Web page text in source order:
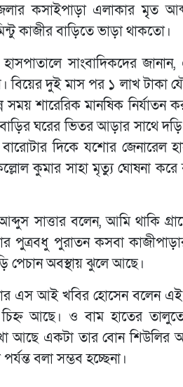
কসাইপাড়া এলাকার মৃৃত
কাজীর বাড়িতে ভাড়া থাকতো।
সাংবাদিকদের
বিয়ের দুই মাস পর ১ লাখ
সময় শারেরিক মানষিক নির্যাতন
ঘরের ভিতর আড়ার সাথে দড়ি
দিকে যশোর জেনারেল
কুমার সাহা মৃত্যু ঘোষনা
সাত্তার বলেন, আমি থাকি
পুত্রবধু পুরাতন কসবা
পেচান অবস্থায় ঝুলে আছে।
এস আই খবির হোসেন বলেন এই
আছে। ও বাম হাতের
আছে একটা তার বোন শিউলির
বলা সম্ভব হচ্ছেনা।